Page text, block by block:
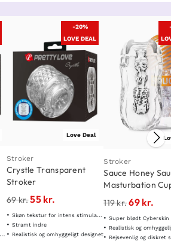
-20%
LOVE DEAL
Love Deal
Stroker
Crystle Transparent
Stroker
69kr.55 kr.
Skøn tekstur for intens stimulation!
Stramt indre
Realistisk og omhyggeligt designet
Stroker
Sauce Honey
Masturbation
119kr.69 kr.
Super blødt Cyberskin
Realistisk og
Rejsevenlig og diskret